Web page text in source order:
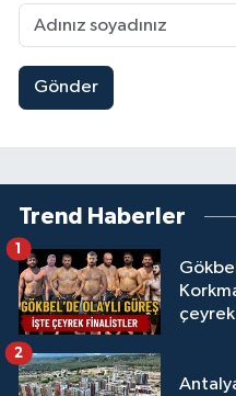
Gönder
Trend Haberler
1
2